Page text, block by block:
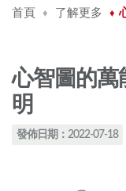
首頁 ♦ 了解更多 ♦
心智圖的萬
明
發佈日期：2022-07-18